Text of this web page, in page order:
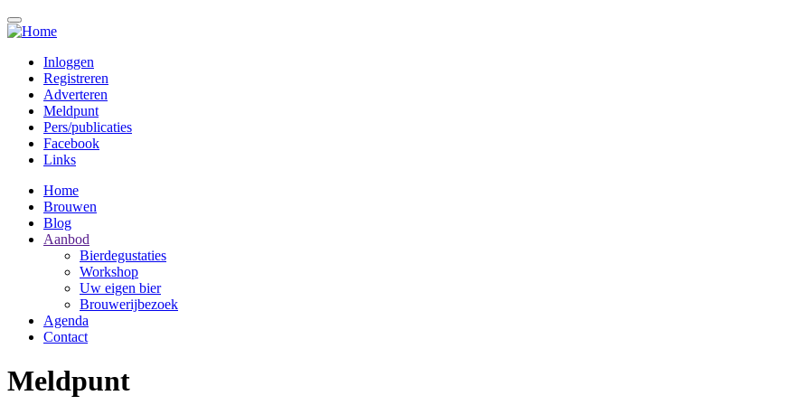
Overslaan
en
inhoud
gaan
Topmenu
Inloggen
Registreren
Adverteren
Meldpunt
Pers/publicaties
Facebook
Links
Hoofdnavigatie
Home
Brouwen
Blog
Aanbod
Bierdegustaties
Workshop
Uw eigen bier
Brouwerijbezoek
Agenda
Contact
Meldpunt